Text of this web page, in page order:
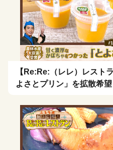
【Re:Re:（レレ）レスト
よさとプリン」を拡散希望